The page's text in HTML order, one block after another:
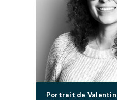
Portrait de